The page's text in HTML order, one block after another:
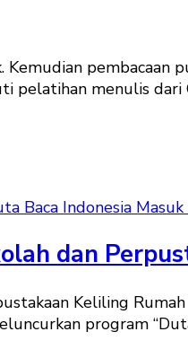
pelatihan menulis dari
Baca Indonesia
dan
Keliling
program